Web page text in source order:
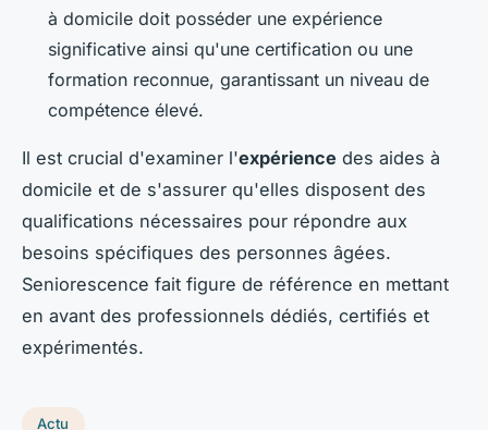
à domicile doit posséder une expérience
significative ainsi qu'une certification ou une
formation reconnue, garantissant un niveau de
compétence élevé.
Il est crucial d'examiner l'expérience des aides à
domicile et de s'assurer qu'elles disposent des
qualifications nécessaires pour répondre aux
besoins spécifiques des personnes âgées.
Seniorescence fait figure de référence en mettant
en avant des professionnels dédiés, certifiés et
expérimentés.
Actu